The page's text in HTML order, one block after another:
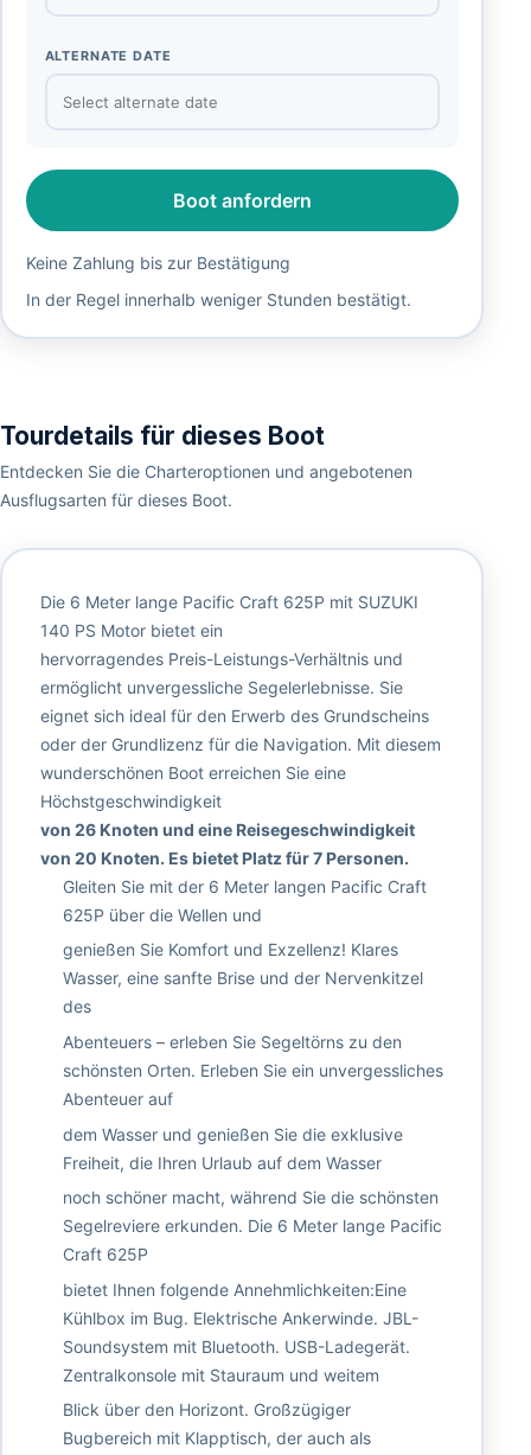
ALTERNATE DATE
Boot anfordern
Keine Zahlung bis zur Bestätigung
In der Regel innerhalb weniger Stunden bestätigt.
Tourdetails für dieses Boot
Entdecken Sie die Charteroptionen und angebotenen
Ausflugsarten für dieses Boot.
Die 6 Meter lange Pacific Craft 625P mit SUZUKI
140 PS Motor bietet ein
hervorragendes Preis-Leistungs-Verhältnis und
ermöglicht unvergessliche Segelerlebnisse. Sie
eignet sich ideal für den Erwerb des Grundscheins
oder der Grundlizenz für die Navigation. Mit diesem
wunderschönen Boot erreichen Sie eine
Höchstgeschwindigkeit
von 26 Knoten und eine Reisegeschwindigkeit
von 20 Knoten. Es bietet Platz für 7 Personen.
Gleiten Sie mit der 6 Meter langen Pacific Craft
625P über die Wellen und
genießen Sie Komfort und Exzellenz! Klares
Wasser, eine sanfte Brise und der Nervenkitzel
des
Abenteuers – erleben Sie Segeltörns zu den
schönsten Orten. Erleben Sie ein unvergessliches
Abenteuer auf
dem Wasser und genießen Sie die exklusive
Freiheit, die Ihren Urlaub auf dem Wasser
noch schöner macht, während Sie die schönsten
Segelreviere erkunden. Die 6 Meter lange Pacific
Craft 625P
bietet Ihnen folgende Annehmlichkeiten:Eine
Kühlbox im Bug. Elektrische Ankerwinde. JBL-
Soundsystem mit Bluetooth. USB-Ladegerät.
Zentralkonsole mit Stauraum und weitem
Blick über den Horizont. Großzügiger
Bugbereich mit Klapptisch, der auch als